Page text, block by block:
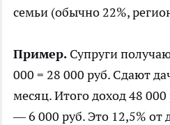
семьи (обычно 22%,
Пример. Супруги
000 = 28 000 руб. Сдают
месяц. Итого доход 48
— 6 000 руб. Это 12,5% от